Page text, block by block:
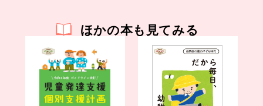
ほかの本も見てみる